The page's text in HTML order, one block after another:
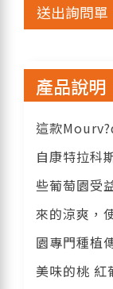
送出詢問單
產品說明
這款
自康特拉科
些葡萄園受
來的涼爽，
園專門種植
美味的桃 紅